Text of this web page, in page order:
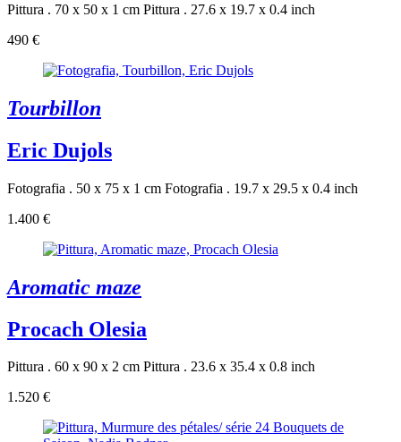
Pittura . 70 x 50 x 1 cm Pittura . 27.6 x 19.7 x 0.4 inch
490 €
Tourbillon
Eric Dujols
Fotografia . 50 x 75 x 1 cm Fotografia . 19.7 x 29.5 x 0.4 inch
1.400 €
Aromatic maze
Procach Olesia
Pittura . 60 x 90 x 2 cm Pittura . 23.6 x 35.4 x 0.8 inch
1.520 €